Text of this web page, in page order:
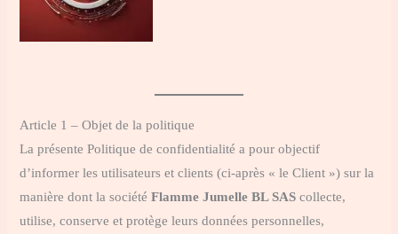
Article 1 – Objet de la politique
La présente Politique de confidentialité a pour objectif
d’informer les utilisateurs et clients (ci-après « le Client ») sur la
manière dont la sociétéFlamme Jumelle BL SAS collecte,
utilise, conserve et protège leurs données personnelles,